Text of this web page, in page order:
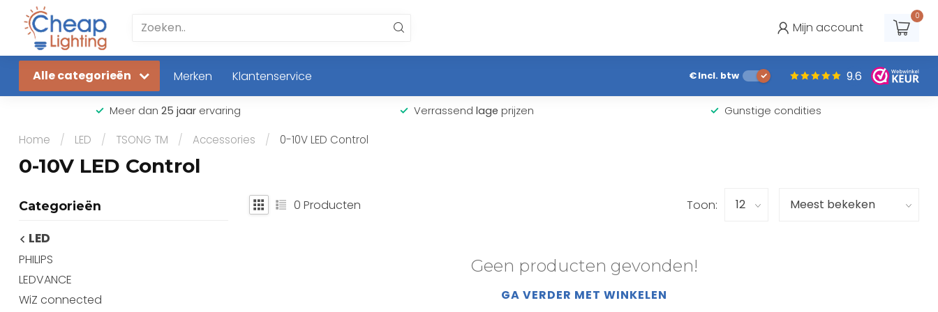
Mijn account
0
Alle categorieën Merken Klantenservice €Incl. btw 9.6
Meer dan 25 jaar ervaring Verrassend lage prijzen Gunstige condities
Home / LED / TSONG TM / Accessories / 0-10V LED Control
0-10V LED Control
Categorieën
LED
PHILIPS
LEDVANCE
WiZ connected
0 Producten Toon:
Geen producten gevonden!
GA VERDER MET WINKELEN